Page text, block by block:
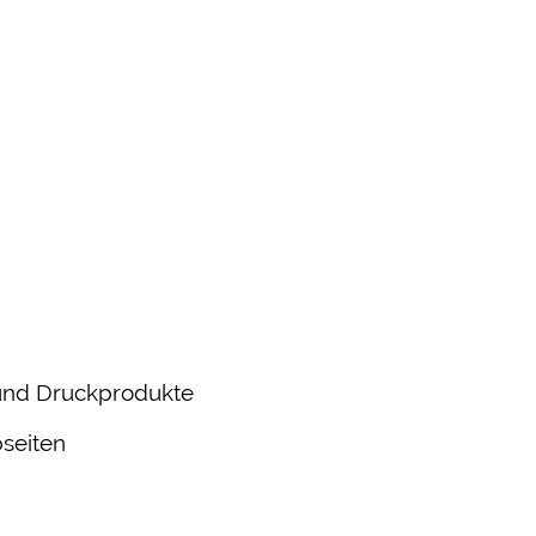
Druckprodukte